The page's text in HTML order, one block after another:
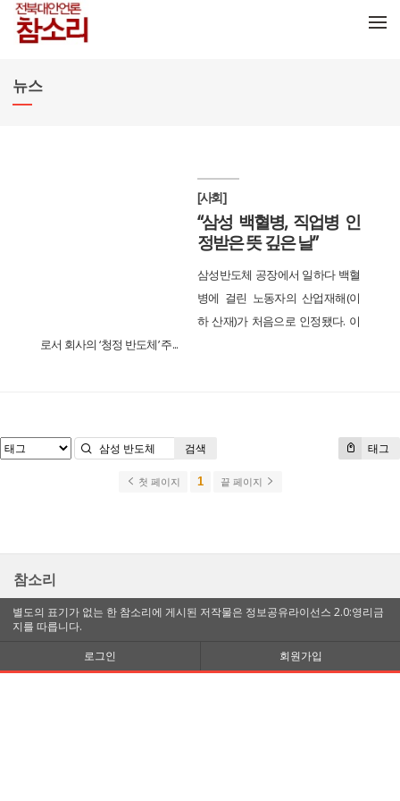
뉴스
[사회]
“삼성 백혈병, 직업병 인
정받은 뜻 깊은 날”
삼성반도체 공장에서 일하다 백혈
병에 걸린 노동자의 산업재해(이
하 산재)가 처음으로 인정됐다. 이
로서 회사의 ‘청정 반도체’ 주...
태그
검색
첫 페이지 1 끝 페이지
참소리
별도의 표기가 없는 한 참소리에 게시된 저작물은 정보공유라이선스 2.0:영리금
지를 따릅니다.
로그인
회원가입